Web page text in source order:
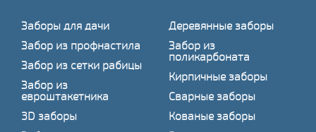
Заборы для дачи
Забор из профнастила
Забор из сетки рабицы
Забор из
евроштакетника
3D заборы
Деревянные заборы
Забор из
поликарбоната
Кирпичные заборы
Сварные заборы
Кованые заборы